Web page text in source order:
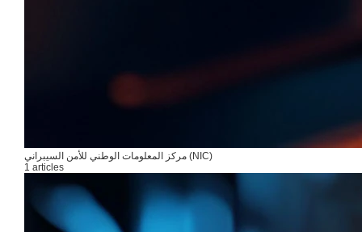
مركز المعلومات الوطني للأمن السيبراني (NIC)
1 articles